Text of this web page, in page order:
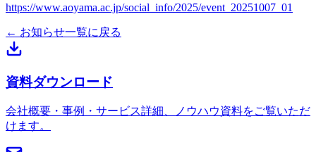
https://www.aoyama.ac.jp/social_info/2025/event_20251007_01
← お知らせ一覧に戻る
資料ダウンロード
会社概要・事例・サービス詳細、ノウハウ資料をご覧いただ
けます。